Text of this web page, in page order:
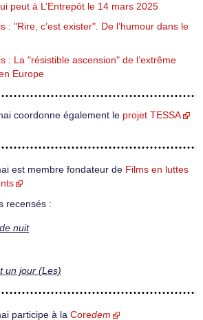
peut à L’Entrepôt le 14 mars 2025
: "Rire, c’est exister". De l’humour dans le
: La "résistible ascension" de l’extrême
Europe
coordonne également le projet TESSA
est membre fondateur de Films en luttes
recensés :
nuit
un jour (Les)
participe à la Coredem